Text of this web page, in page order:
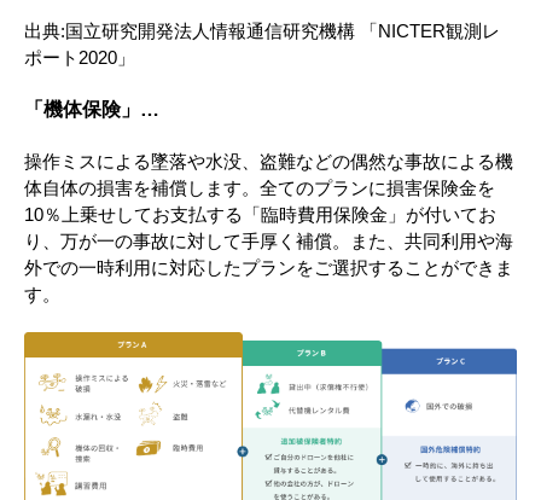
出典:国立研究開発法人情報通信研究機構 「NICTER観測レ
ポート2020」
「機体保険」…
操作ミスによる墜落や水没、盗難などの偶然な事故による機
体自体の損害を補償します。全てのプランに損害保険金を
10％上乗せしてお支払する「臨時費用保険金」が付いてお
り、万が一の事故に対して手厚く補償。また、共同利用や海
外での一時利用に対応したプランをご選択することができま
す。